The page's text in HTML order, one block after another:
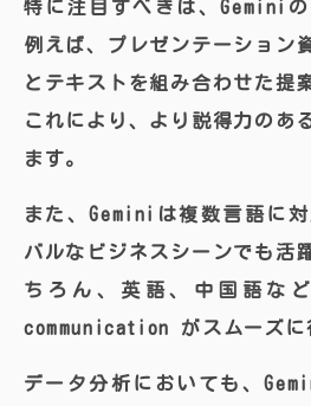
特に注目すべきは、Gemini
例えば、プレゼンテーション
とテキストを組み合わせた提
これにより、より説得力のあ
ます。
また、Geminiは複数言語に
バルなビジネスシーンでも活
ちろん、英語、中国語な
communication がスムーズに
データ分析においても、